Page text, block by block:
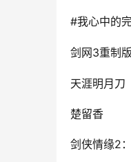
#我心中的
剑网 3重制版
天涯明月刀
楚留香
剑侠情缘2